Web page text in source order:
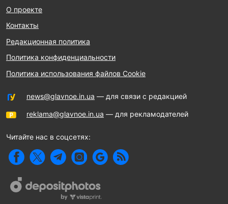
О проекте
Контакты
Редакционная политика
Политика конфиденциальности
Политика использования файлов Cookie
news@glavnoe.in.ua — для связи с редакцией
reklama@glavnoe.in.ua — для рекламодателей
Читайте нас в соцсетях: